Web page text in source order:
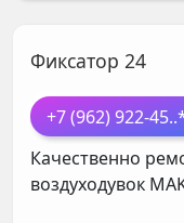
Фиксатор 24
+7 (962) 922-45
Качественно
воздуходувок